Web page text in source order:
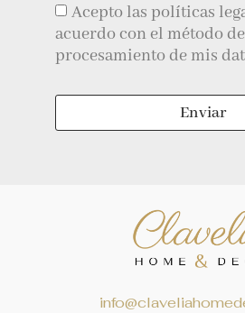
Acepto las políticas
acuerdo con el método de
procesamiento de mis
Enviar